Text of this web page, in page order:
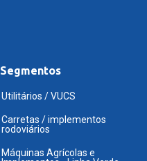
Segmentos
Utilitários / VUCS
Carretas / implementos
rodoviários
Máquinas Agrícolas e